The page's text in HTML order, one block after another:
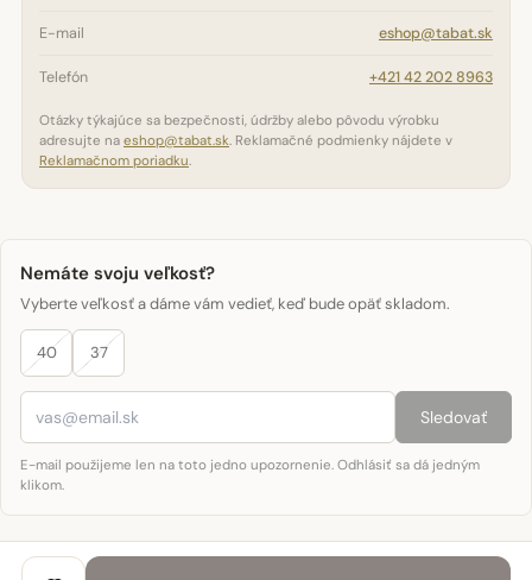
E-mail eshop@tabat.sk
Telefón +421 42 202 8963
Otázky týkajúce sa bezpečnosti, údržby alebo pôvodu výrobku
adresujte na eshop@tabat.sk. Reklamačné podmienky nájdete v
Reklamačnom poriadku.
Nemáte svoju veľkosť?
Vyberte veľkosť a dáme vám vedieť, keď bude opäť skladom.
40 37
Sledovať
E-mail použijeme len na toto jedno upozornenie. Odhlásiť sa dá jedným
klikom.